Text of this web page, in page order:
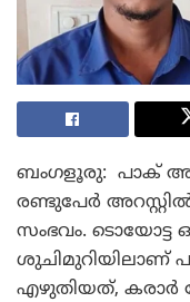
ബംഗളൂരു: പാക്
രണ്ടുപേർ
സംഭവം.
ശുചിമുറിയിലാണ്
എഴുതിയത്, കരാർ